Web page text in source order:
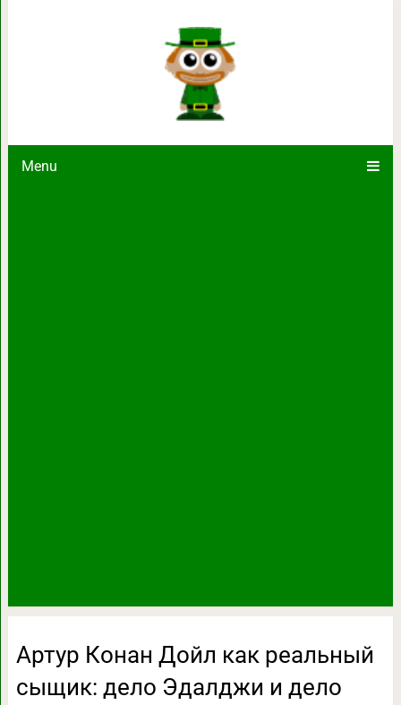
Menu
Артур Конан Дойл как реальный
Артур Конан Дойл как реальный
сыщик: дело Эдалджи и дело